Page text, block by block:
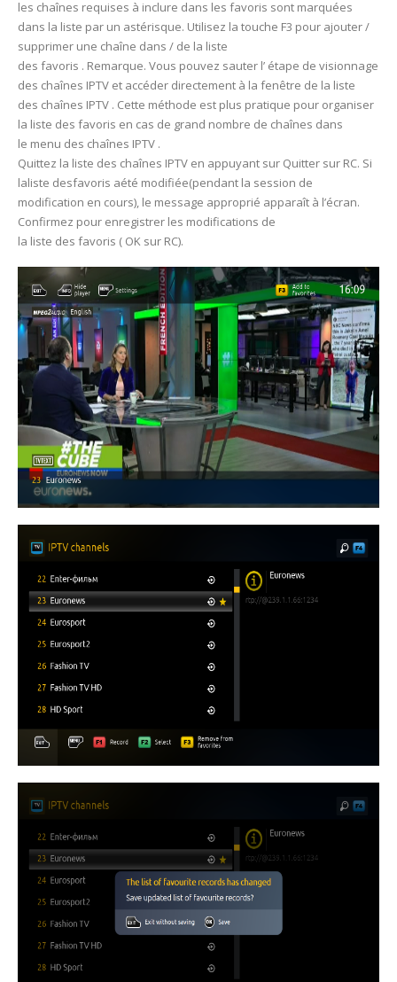
les chaînes requises à inclure dans les favoris sont marquées
dans la liste par un astérisque. Utilisez la touche F3 pour ajouter /
supprimer une chaîne dans / de la liste
des favoris . Remarque. Vous pouvez sauter l’ étape de visionnage
des chaînes IPTV et accéder directement à la fenêtre de la liste
des chaînes IPTV . Cette méthode est plus pratique pour organiser
la liste des favoris en cas de grand nombre de chaînes dans
le menu des chaînes IPTV .
Quittez la liste des chaînes IPTV en appuyant sur Quitter sur RC. Si
laliste desfavoris aété modifiée(pendant la session de
modification en cours), le message approprié apparaît à l’écran.
Сonfirmez pour enregistrer les modifications de
la liste des favoris ( OK sur RC).